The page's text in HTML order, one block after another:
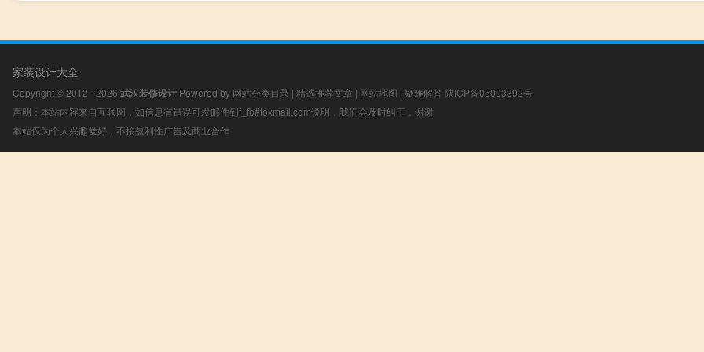
家装设计大全
Copyright © 2012 - 2026 武汉装修设计 Powered by 网站分类目录 | 精选推荐文章 | 网站地图 | 疑难解答 陕ICP备05003392号
声明：本站内容来自互联网，如信息有错误可发邮件到f_fb#foxmail.com说明，我们会及时纠正，谢谢
本站仅为个人兴趣爱好，不接盈利性广告及商业合作